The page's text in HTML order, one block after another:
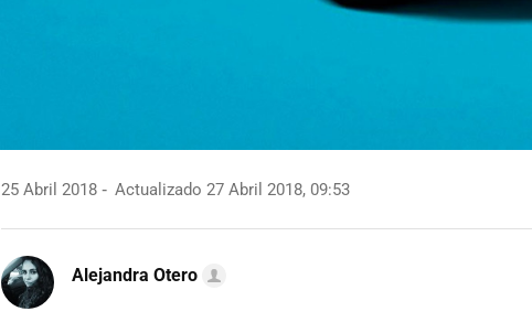
25 Abril 2018 Actualizado 27 Abril 2018, 09:53
Alejandra Otero